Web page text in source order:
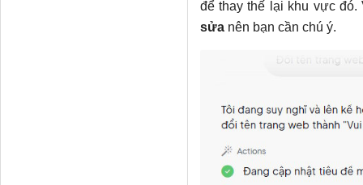
để thay thế lại khu vực
sửanên bạn cần chú ý.